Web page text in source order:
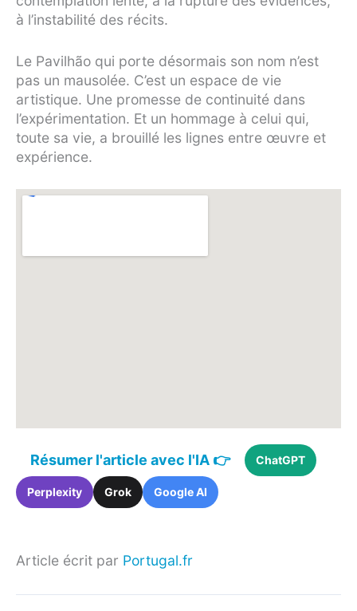
à l’instabilité des récits.
Le Pavilhão qui porte désormais son nom n’est
pas un mausolée. C’est un espace de vie
artistique. Une promesse de continuité dans
l’expérimentation. Et un hommage à celui qui,
toute sa vie, a brouillé les lignes entre œuvre et
expérience.
Résumer l'article avec l'IA 👉 ChatGPT
Perplexity Grok Google AI
Article écrit par Portugal.fr